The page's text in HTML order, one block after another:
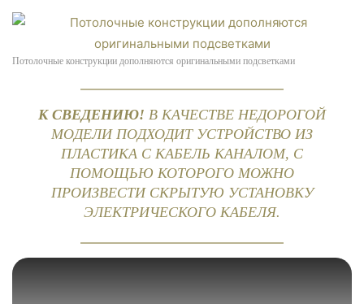
Потолочные конструкции дополняются оригинальными подсветками
К СВЕДЕНИЮ! В КАЧЕСТВЕ НЕДОРОГОЙ
МОДЕЛИ ПОДХОДИТ УСТРОЙСТВО ИЗ
ПЛАСТИКА С КАБЕЛЬ КАНАЛОМ, С
ПОМОЩЬЮ КОТОРОГО МОЖНО
ПРОИЗВЕСТИ СКРЫТУЮ УСТАНОВКУ
ЭЛЕКТРИЧЕСКОГО КАБЕЛЯ.